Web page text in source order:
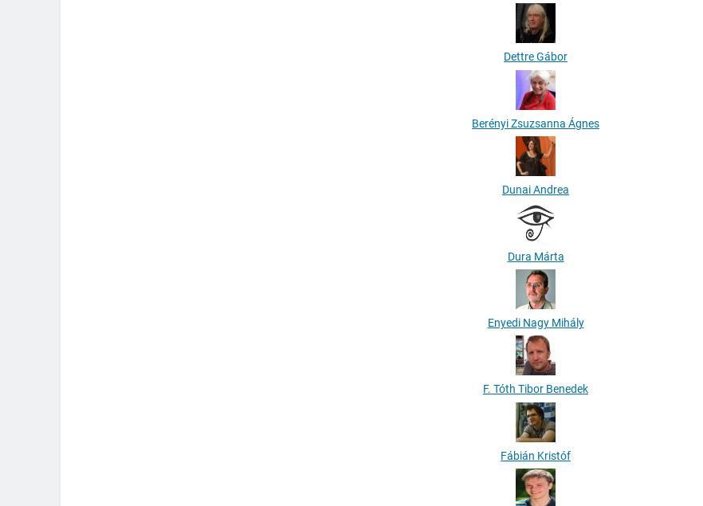
Dettre Gábor
Berényi Zsuzsanna Ágnes
Dunai Andrea
Dura Márta
Enyedi Nagy Mihály
F. Tóth Tibor Benedek
Fábián Kristóf